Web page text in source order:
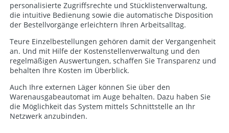
personalisierte Zugriffsrechte und Stücklistenverwaltung,
die intuitive Bedienung sowie die automatische Disposition
der Bestellvorgänge erleichtern Ihren Arbeitsalltag.
Teure Einzelbestellungen gehören damit der Vergangenheit
an. Und mit Hilfe der Kostenstellenverwaltung und den
regelmäßigen Auswertungen, schaffen Sie Transparenz und
behalten Ihre Kosten im Überblick.
Auch Ihre externen Läger können Sie über den
Warenausgabeautomat im Auge behalten. Dazu haben Sie
die Möglichkeit das System mittels Schnittstelle an Ihr
Netzwerk anzubinden.